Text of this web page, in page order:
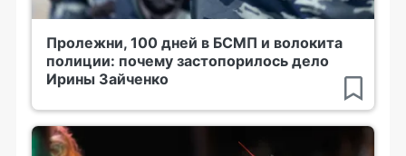
Пролежни, 100 дней в БСМП и волокита
полиции: почему застопорилось дело
Ирины Зайченко